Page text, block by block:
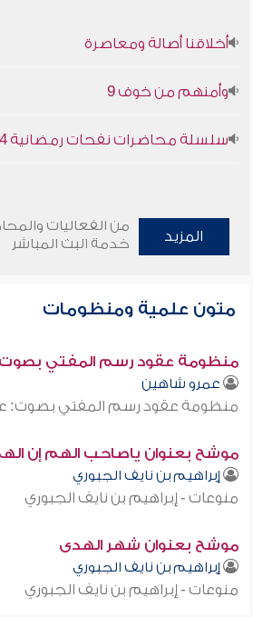
أخلاقنا أصالة ومعاصرة
وأمنهم من خوف 9
سلسلة محاضرات نفحات رمضانية 1444هـ
المزيد
من الفعاليات
خدمة البث المباشر
متون علمية ومنظومات
منظومة عقود رسم المفتي
عمرو شاهين
منظومة عقود رسم المفتي بصوت:
موشح بعنوان ياصاحب الهم إن
إبراهيم بن نايف الجبوري
منوعات - إبراهيم بن نايف الجبوري
موشح بعنوان شهر الهدى
إبراهيم بن نايف الجبوري
منوعات - إبراهيم بن نايف الجبوري